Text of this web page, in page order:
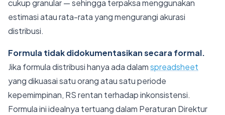
cukup granular — sehingga terpaksa menggunakan
estimasi atau rata-rata yang mengurangi akurasi
distribusi.
Formula tidak didokumentasikan secara formal.
Jika formula distribusi hanya ada dalamspreadsheet
yang dikuasai satu orang atau satu periode
kepemimpinan, RS rentan terhadap inkonsistensi.
Formula ini idealnya tertuang dalam Peraturan Direktur